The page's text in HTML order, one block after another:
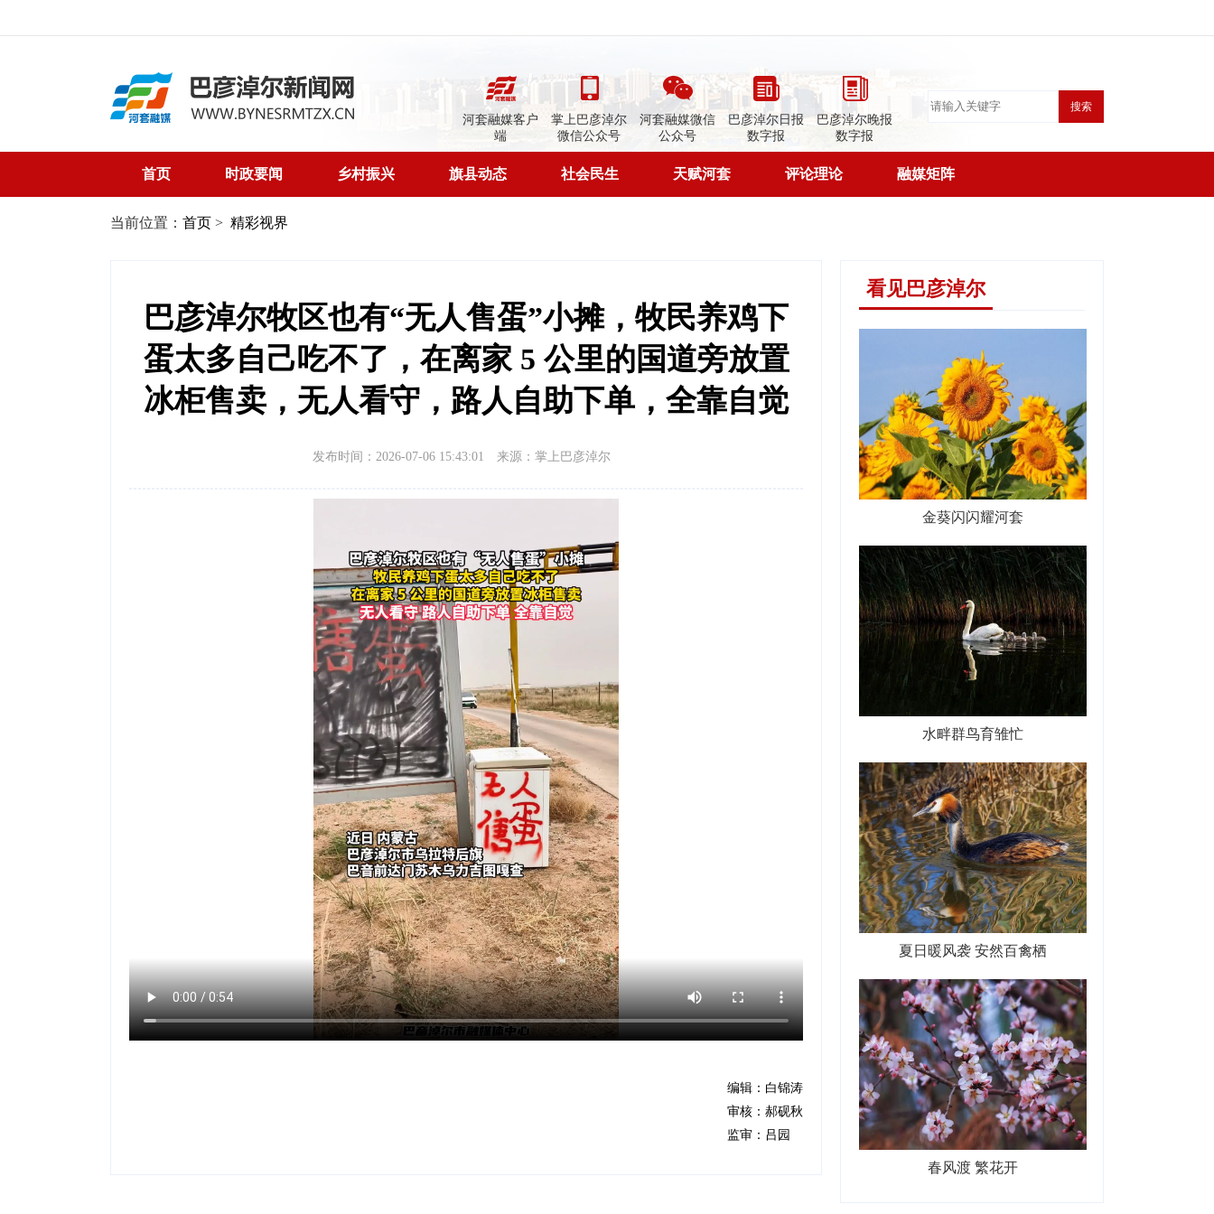
河套融媒客户
端
掌上巴彦淖尔
微信公众号
河套融媒微信
公众号
巴彦淖尔日报
数字报
巴彦淖尔晚报
数字报
搜索
首页 时政要闻 乡村振兴 旗县动态 社会民生 天赋河套 评论理论 融媒矩阵
当前位置： 首页 > 精彩视界
巴彦淖尔牧区也有“无人售蛋”小摊，牧民养鸡下
蛋太多自己吃不了，在离家 5 公里的国道旁放置
冰柜售卖，无人看守，路人自助下单，全靠自觉
发布时间：2026-07-06 15:43:01 来源：掌上巴彦淖尔
编辑：白锦涛
审核：郝砚秋
监审：吕园
看见巴彦淖尔
金葵闪闪耀河套
水畔群鸟育雏忙
夏日暖风袭 安然百禽栖
春风渡 繁花开